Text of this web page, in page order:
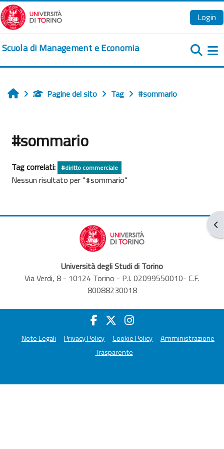
Vai al contenuto principale
Login
Scuola di Management e Economia
HomePagine del sito Tag #sommario
#sommario
Tag correlati: #diritto commerciale
Nessun risultato per "#sommario"
Università degli Studi di Torino
Via Verdi, 8 - 10124 Torino - P.I. 02099550010- C.F.
80088230018
Note Legali Privacy Policy Cookie Policy
Amministrazione
Trasparente